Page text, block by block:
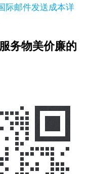
际邮件发送成本详
务物美价廉的